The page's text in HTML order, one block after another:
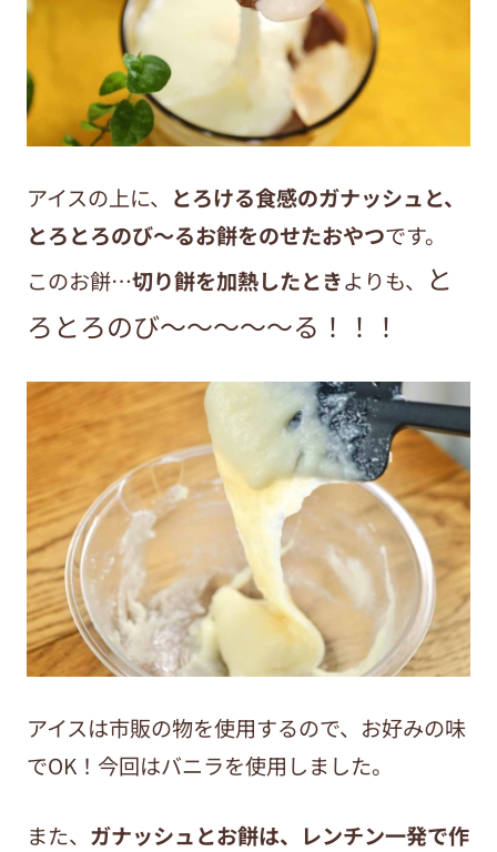
アイスの上に、 とろける食感のガナッシュと、
とろとろのび～るお餅をのせたおやつです。
このお餅…切り餅を加熱したときよりも、 と
ろとろのび～～～～～る！！！
アイスは市販の物を使用するので、お好みの味
でOK！今回はバニラを使用しました。
また、 ガナッシュとお餅は、レンチン一発で作